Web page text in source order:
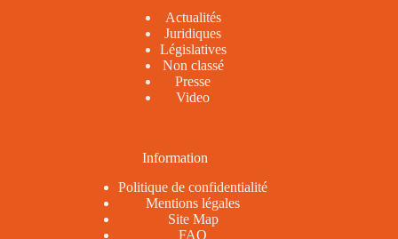
Actualités
Juridiques
Législatives
Non classé
Presse
Video
Information
Politique de confidentialité
Mentions légales
Site Map
FAQ